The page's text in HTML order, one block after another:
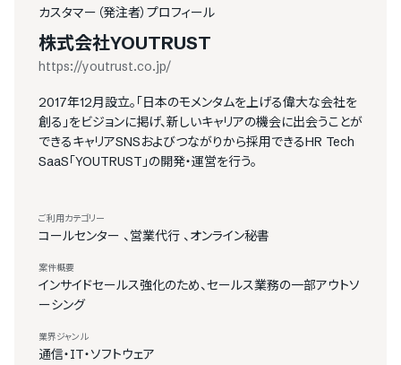
カスタマー（発注者）プロフィール
株式会社YOUTRUST
https://youtrust.co.jp/
2017年12月設立。「日本のモメンタムを上げる偉大な会社を
創る」をビジョンに掲げ、新しいキャリアの機会に出会うことが
できるキャリアSNSおよびつながりから採用できるHR Tech
SaaS「YOUTRUST」の開発・運営を行う。
ご利用カテゴリー
コールセンター 、営業代行 、オンライン秘書
案件概要
インサイドセールス強化のため、セールス業務の一部アウトソ
ーシング
業界ジャンル
通信・IT・ソフトウェア